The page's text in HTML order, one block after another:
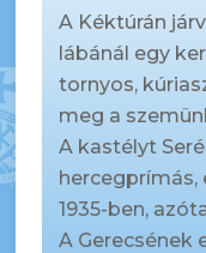
A Kéktúrán
lábánál egy
tornyos,
meg a
A kastélyt
1935-ben,
A Gerecsének